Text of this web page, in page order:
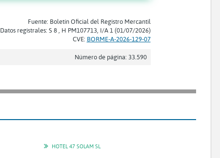
Fuente: Boletín Oficial del Registro Mercantil
Datos registrales: S 8 , H PM107713, I/A 1 (01/07/2026)
CVE: BORME-A-2026-129-07
Número de página: 33.590
HOTEL 47 SOLAM SL